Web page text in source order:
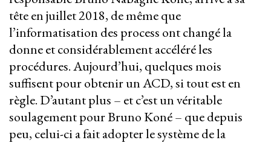
tête en juillet 2018, de même que
l’informatisation des process ont changé la
donne et considérablement accéléré les
procédures. Aujourd’hui, quelques mois
suffisent pour obtenir un ACD, si tout est en
règle. D’autant plus – et c’est un véritable
soulagement pour Bruno Koné – que depuis
peu, celui-ci a fait adopter le système de la